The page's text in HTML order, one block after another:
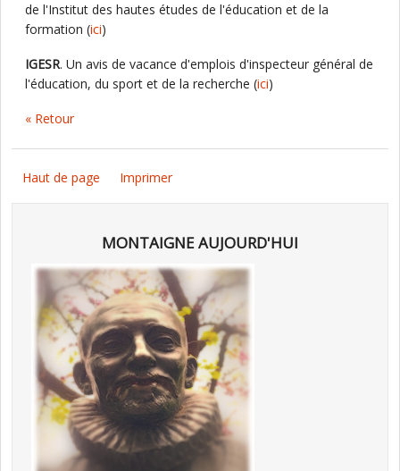
de l'Institut des hautes études de l'éducation et de la
formation (ici)
IGESR. Un avis de vacance d'emplois d'inspecteur général de
l'éducation, du sport et de la recherche (ici)
« Retour
Haut de page Imprimer
MONTAIGNE AUJOURD'HUI